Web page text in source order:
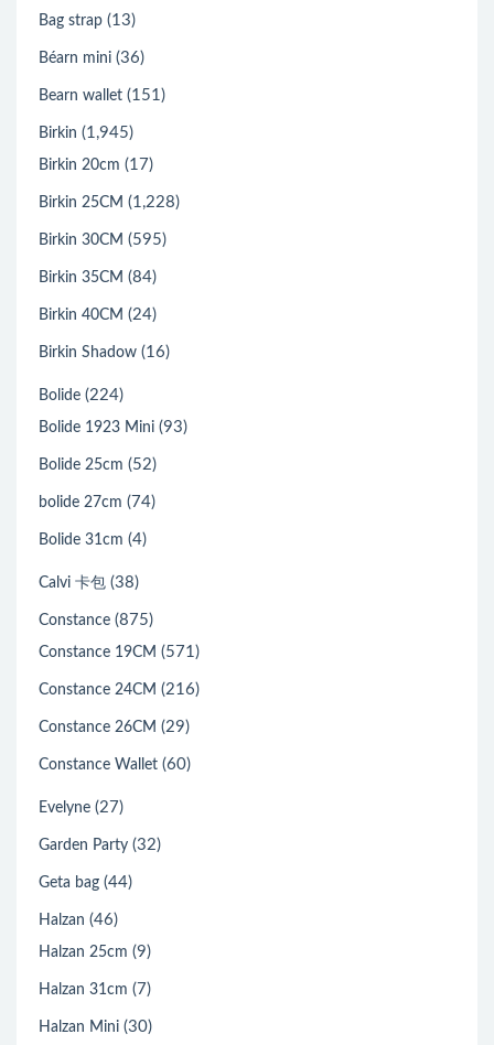
Bag strap (13)
Béarn mini (36)
Bearn wallet (151)
Birkin (1,945)
Birkin 20cm (17)
Birkin 25CM (1,228)
Birkin 30CM (595)
Birkin 35CM (84)
Birkin 40CM (24)
Birkin Shadow (16)
Bolide (224)
Bolide 1923 Mini (93)
Bolide 25cm (52)
bolide 27cm (74)
Bolide 31cm (4)
Calvi 卡包 (38)
Constance (875)
Constance 19CM (571)
Constance 24CM (216)
Constance 26CM (29)
Constance Wallet (60)
Evelyne (27)
Garden Party (32)
Geta bag (44)
Halzan (46)
Halzan 25cm (9)
Halzan 31cm (7)
Halzan Mini (30)